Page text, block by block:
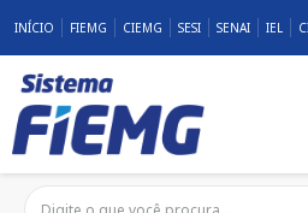
INÍCIO FIEMG CIEMG SESI SENAI IEL